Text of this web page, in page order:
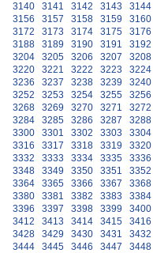
3140
3141 3142 3143 3144
3156
3157 3158 3159 3160
3172
3173 3174 3175 3176
3188
3189 3190 3191 3192
3204
3205 3206 3207 3208
3220
3221 3222 3223 3224
3236
3237 3238 3239 3240
3252
3253 3254 3255 3256
3268
3269 3270 3271 3272
3284
3285 3286 3287 3288
3300
3301 3302 3303 3304
3316
3317 3318 3319 3320
3332
3333 3334 3335 3336
3348
3349 3350 3351 3352
3364
3365 3366 3367 3368
3380
3381 3382 3383 3384
3396
3397 3398 3399 3400
3412
3413 3414 3415 3416
3428
3429 3430 3431 3432
3444
3445 3446 3447 3448